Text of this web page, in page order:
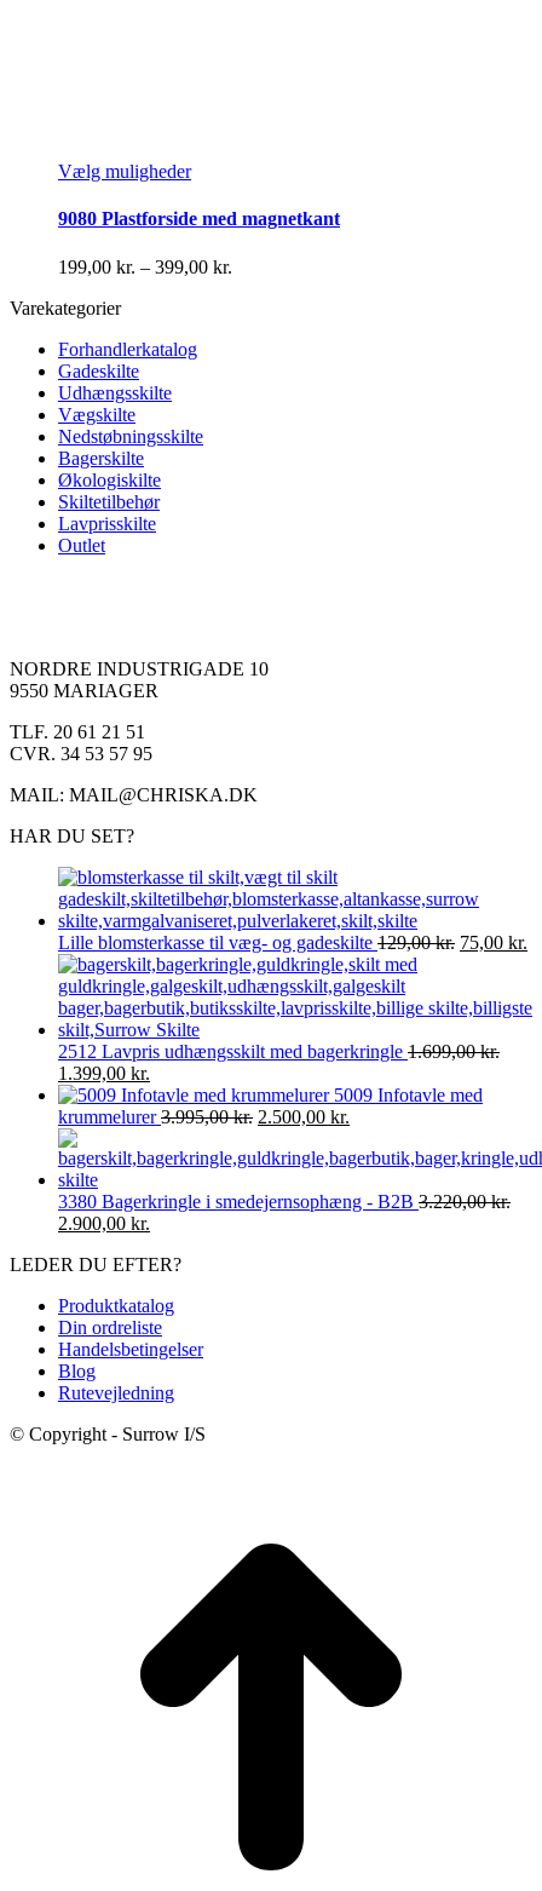
Vælg mulighederDette
har
varianter.
Mulighederne
på
varesiden
9080 Plastforside med magnetkant
199,00 kr. – 399,00 kr.
Varekategorier
Forhandlerkatalog
Gadeskilte
Udhængsskilte
Vægskilte
Nedstøbningsskilte
Bagerskilte
Økologiskilte
Skiltetilbehør
Lavprisskilte
Outlet
NORDRE INDUSTRIGADE 10
9550 MARIAGER
TLF. 20 61 21 51
CVR. 34 53 57 95
MAIL: MAIL@CHRISKA.DK
HAR DU SET?
Lille blomsterkasse til væg- og gadeskilte 129,00kr. Den
var:
75,00 kr.
2512 Lavpris udhængsskilt med bagerkringle 1.699,00kr.
Den
oprindelige
pris
var:
1.699,00 kr..
1.399,00 kr.
aktuelle
pris
1.399,00 kr..
5009 Infotavle med
krummelurer 3.995,00kr. Den
pris
3.995,00 kr..
2.500,00 kr.
pris
2.500,00 kr..
3380 Bagerkringle i smedejernsophæng - B2B 3.220,00kr.
Den
pris
3.220,00 kr..
2.900,00 kr.
pris
2.900,00 kr..
LEDER DU EFTER?
Produktkatalog
Din ordreliste
Handelsbetingelser
Blog
Rutevejledning
© Copyright - Surrow I/S